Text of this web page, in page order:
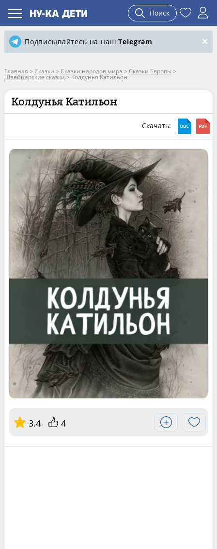
Поиск
Подписывайтесь на нашTelegram
Главная > Сказки > Сказки народов мира > Сказки Европы >
Швейцарские сказки>Колдунья Катильон
Колдунья Катильон
Скачать:
3.4 4